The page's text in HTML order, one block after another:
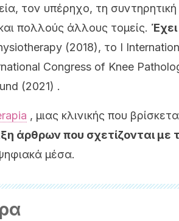
τον υπέρηχο, τη συντηρητική
πολλούς άλλους τομείς.
(2018), το I
Congress of Knee
(2021) .
, μιας κλινικής που
άρθρων που σχετίζονται με
μέσα.